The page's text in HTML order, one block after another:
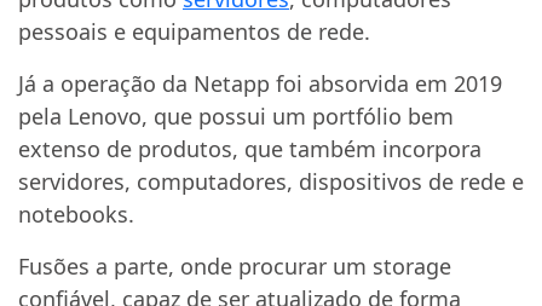
pessoais e equipamentos de rede.
Já a operação da Netapp foi absorvida em 2019
pela Lenovo, que possui um portfólio bem
extenso de produtos, que também incorpora
servidores, computadores, dispositivos de rede e
notebooks.
Fusões a parte, onde procurar um storage
confiável, capaz de ser atualizado de forma